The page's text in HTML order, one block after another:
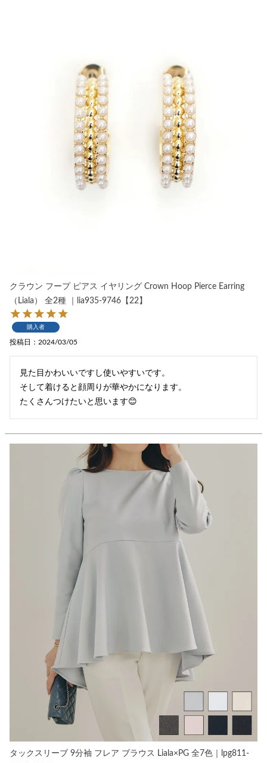
クラウン フープ ピアス イヤリング Crown Hoop Pierce Earring
（Liala） 全2種 ｜lia935-9746【22】
購入者
投稿日 2024/03/05
見た目かわいいですし使いやすいです。
そして着けると顔周りが華やかになります。
たくさんつけたいと思います😊
タックスリーブ 9分袖 フレア ブラウス Liala×PG 全7色｜lpg811-